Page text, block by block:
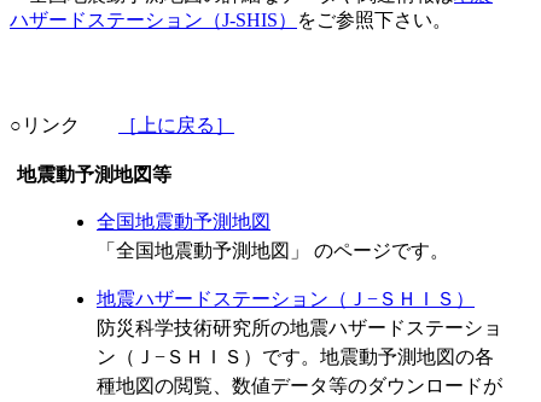
ハザードステーション（J-SHIS）
をご参照下さい。
○リンク ［上に戻る］
震動予測地図等
全国地震動予測地図
「全国地震動予測地図」 のページです。
地震ハザードステーション（Ｊ−ＳＨＩＳ）
防災科学技術研究所の地震ハザードステーショ
ン（Ｊ−ＳＨＩＳ）です。地震動予測地図の各
種地図の閲覧、数値データ等のダウンロードが